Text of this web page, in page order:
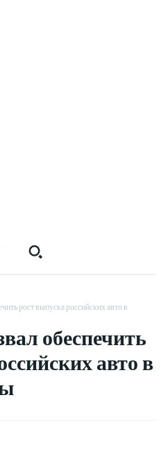
рост выпуска российских авто в
обеспечить
авто в